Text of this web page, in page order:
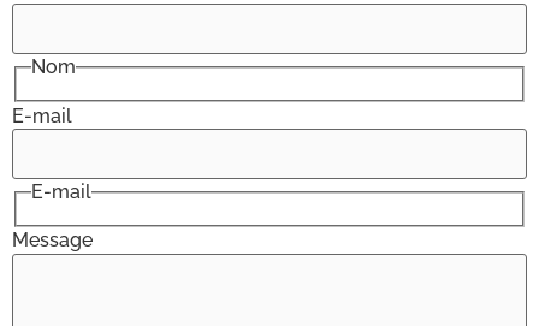
Nom
E-mail
E-mail
Message